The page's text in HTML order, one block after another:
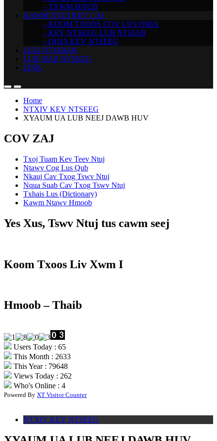
– TXWM HNUB
KAWM NTUJ KEV CAI
– KOOM TXOOS COV LUS QHIA
– KEV NTSEEG LUB NTSIAB
– QHIA KEV NTSEEG
LEEJ NTSHIAB
LUB SIAB NTSEEG
LINK
Home
NTXIV KEV NTSEEG
XYAUM UA LUB NEEJ DAWB HUV
COV ZAJ
Txoj Tuam Kev Teev Ntuj
Ntawv Cog Lus Qub
Nkauj Cav Txog Tswv Ntuj
Nqua Suab Cav Txog Tswv Ntuj
Txhais Lus (Dictionary)
Kawm Ntawv Hmoob
Yes Xus, Tswv Ntuj tus cawm seej
Koom Txoos Liv Xwm I
Hmoob – Thaib
Users Today : 65
This Month : 2633
This Year : 79648
Views Today : 262
Who's Online : 4
Powered By XT Visitor Counter
NTXIV KEV NTSEEG